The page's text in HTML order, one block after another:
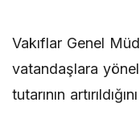
Vakıflar Genel
vatandaşlara
tutarının